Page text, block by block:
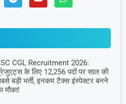
CGL Recruitment 2026:
के लिए 12,256 पदों पर साल की
बड़ी भर्ती, इनकम टैक्स इंस्पेक्टर बनने
मौका!